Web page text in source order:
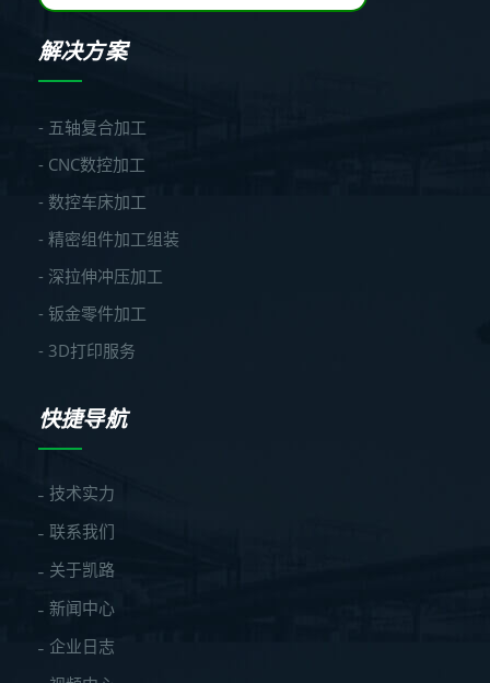
解决方案
- 五轴复合加工
- CNC数控加工
- 数控车床加工
- 精密组件加工组装
- 深拉伸冲压加工
- 钣金零件加工
- 3D打印服务
快捷导航
技术实力
联系我们
关于凯路
新闻中心
企业日志